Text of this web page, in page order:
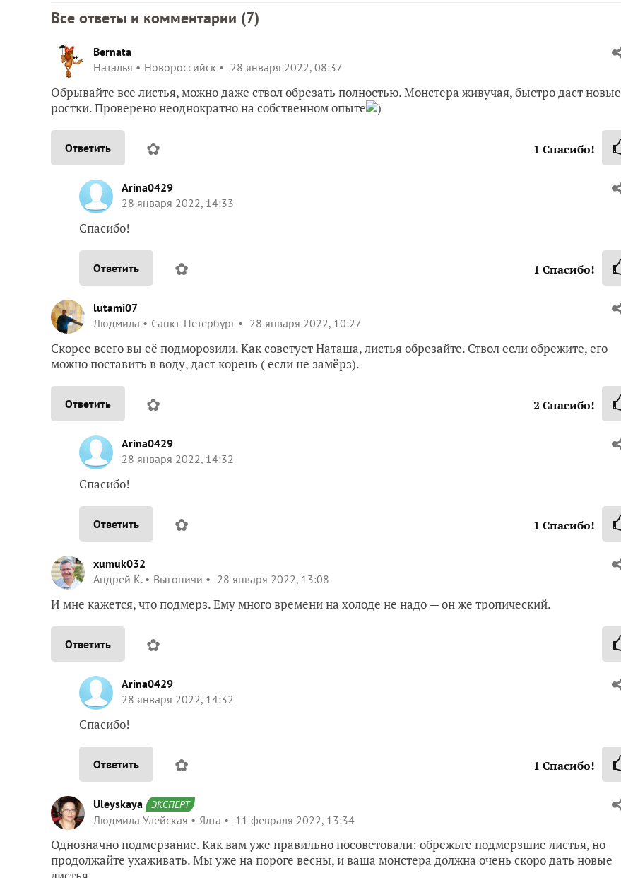
Все ответы и комментарии (7)
Bernata
Наталья
Новороссийск 28 января 2022, 08:37
Обрывайте все листья, можно даже ствол обрезать полностью. Монстера живучая, быстро даст новые
ростки. Проверено неоднократно на собственном опыте
)
Ответить ✿ 1 Спасибо!
Arina0429
28 января 2022, 14:33
Спасибо!
Ответить ✿ 1 Спасибо!
lutami07
Людмила
Санкт-Петербург 28 января 2022, 10:27
Скорее всего вы её подморозили. Как советует Наташа, листья обрезайте. Ствол если обрежите, его
можно поставить в воду, даст корень ( если не замёрз).
Ответить ✿ 2 Спасибо!
Arina0429
28 января 2022, 14:32
Спасибо!
Ответить ✿ 1 Спасибо!
xumuk032
Андрей К.
Выгоничи 28 января 2022, 13:08
И мне кажется, что подмерз. Ему много времени на холоде не надо — он же тропический.
Ответить ✿
Arina0429
28 января 2022, 14:32
Спасибо!
Ответить ✿ 1 Спасибо!
Uleyskaya ЭКСПЕРТ
Людмила Улейская Ялта 11 февраля 2022, 13:34
Однозначно подмерзание. Как вам уже правильно посоветовали: обрежьте подмерзшие листья, но
продолжайте ухаживать. Мы уже на пороге весны, и ваша монстера должна очень скоро дать новые